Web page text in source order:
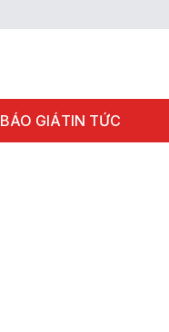
BÁO GIÁTIN TỨC